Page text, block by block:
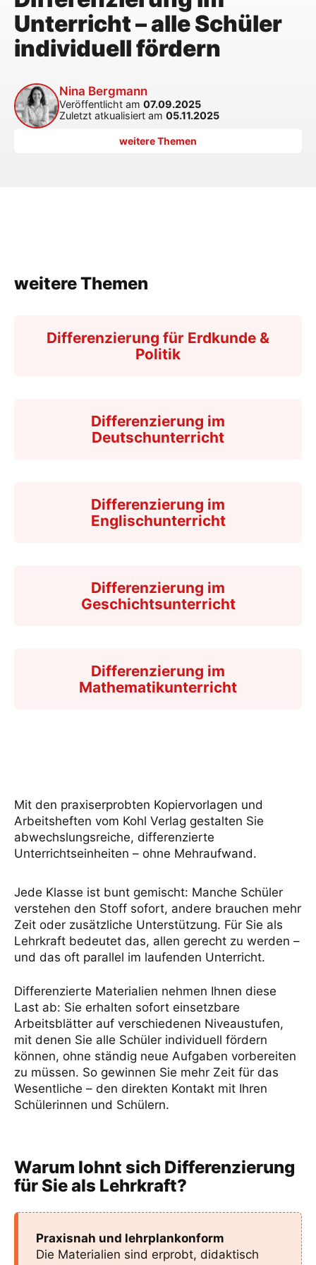
Unterricht – alle Schüler
individuell fördern
Nina Bergmann
Veröffentlicht am 07.09.2025
Zuletzt atkualisiert am 05.11.2025
weitere Themen
weitere Themen
Differenzierung für Erdkunde &
Politik
Differenzierung im
Deutschunterricht
Differenzierung im
Englischunterricht
Differenzierung im
Geschichtsunterricht
Differenzierung im
Mathematikunterricht
Mit den praxiserprobten Kopiervorlagen und
Arbeitsheften vom Kohl Verlag gestalten Sie
abwechslungsreiche, differenzierte
Unterrichtseinheiten – ohne Mehraufwand.
Jede Klasse ist bunt gemischt: Manche Schüler
verstehen den Stoff sofort, andere brauchen mehr
Zeit oder zusätzliche Unterstützung. Für Sie als
Lehrkraft bedeutet das, allen gerecht zu werden –
und das oft parallel im laufenden Unterricht.
Differenzierte Materialien nehmen Ihnen diese
Last ab: Sie erhalten sofort einsetzbare
Arbeitsblätter auf verschiedenen Niveaustufen,
mit denen Sie alle Schüler individuell fördern
können, ohne ständig neue Aufgaben vorbereiten
zu müssen. So gewinnen Sie mehr Zeit für das
Wesentliche – den direkten Kontakt mit Ihren
Schülerinnen und Schülern.
Warum lohnt sich Differenzierung
für Sie als Lehrkraft?
Praxisnah und lehrplankonform
Die Materialien sind erprobt, didaktisch